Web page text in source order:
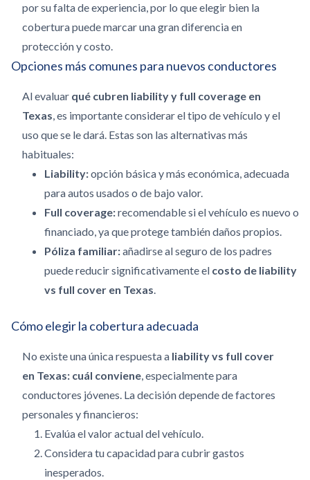
por su falta de experiencia, por lo que elegir bien la
cobertura puede marcar una gran diferencia en
protección y costo.
Opciones más comunes para nuevos conductores
Al evaluar qué cubren liability y full coverage en
Texas, es importante considerar el tipo de vehículo y el
uso que se le dará. Estas son las alternativas más
habituales:
Liability:opción básica y más económica, adecuada
para autos usados o de bajo valor.
Full coverage:recomendable si el vehículo es nuevo o
financiado, ya que protege también daños propios.
Póliza familiar:añadirse al seguro de los padres
puede reducir significativamente el costo de liability
vs full cover en Texas.
Cómo elegir la cobertura adecuada
No existe una única respuesta a liability vs full cover
en Texas: cuál conviene, especialmente para
conductores jóvenes. La decisión depende de factores
personales y financieros:
Evalúa el valor actual del vehículo.
Considera tu capacidad para cubrir gastos
inesperados.